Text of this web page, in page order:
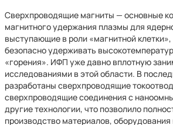
Сверхпроводящие магниты — основные
магнитного удержания плазмы для
выступающие в роли «магнитной клетки»,
безопасно удерживать
«горения». ИФП уже давно вплотную
исследованиями в этой области. В
разработаны сверхпроводящие
сверхпроводящие соединения с
другие технологии, что позволило
производство материалов,